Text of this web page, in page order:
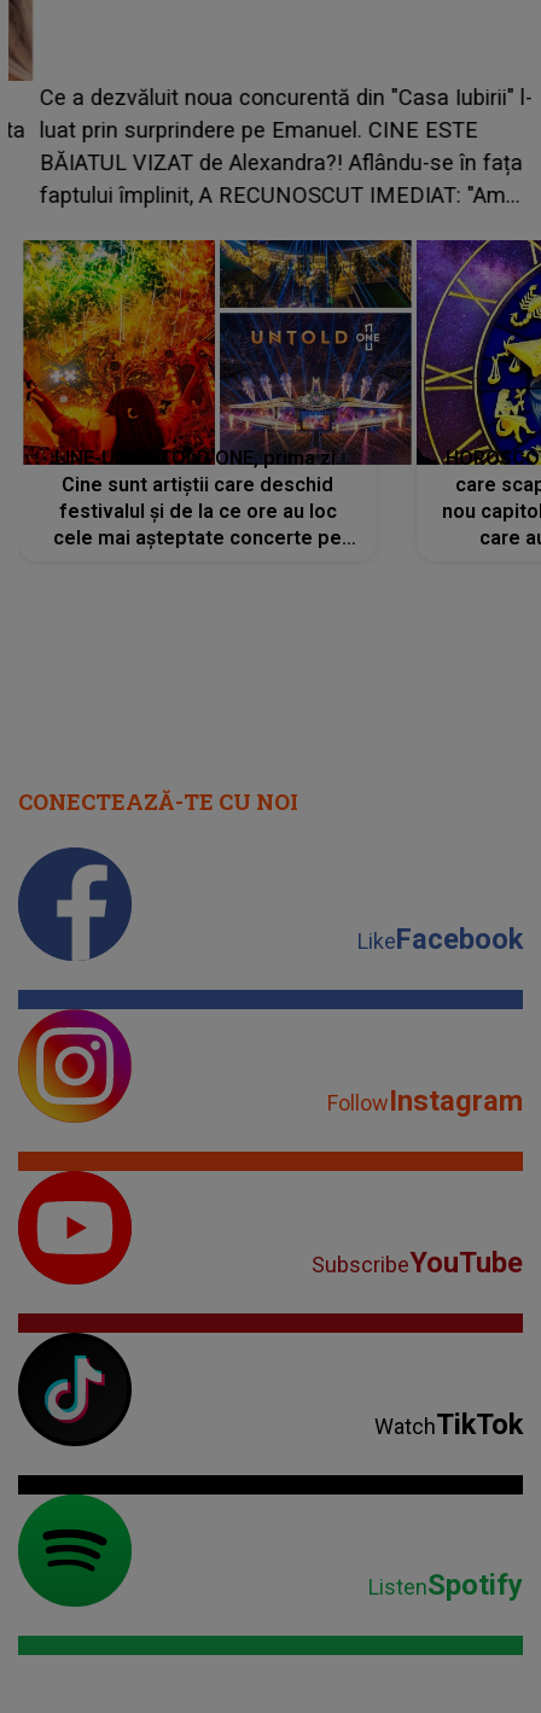
Ce a dezvăluit noua concurentă din "Casa Iubirii" l-a
luat prin surprindere pe Emanuel. CINE ESTE
BĂIATUL VIZAT de Alexandra?! Aflându-se în fața
faptului împlinit, A RECUNOSCUT IMEDIAT: "Am
LINE-UP UNTOLD ONE, prima zi.
Cine sunt artiștii care deschid
festivalul și de la ce ore au loc
cele mai așteptate concerte pe
care
nou
care
CONECTEAZĂ-TE CU NOI
LikeFacebook
FollowInstagram
SubscribeYouTube
WatchTikTok
ListenSpotify